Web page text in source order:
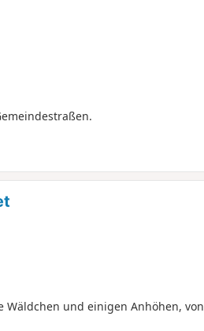
und einigen Anhöhen, von